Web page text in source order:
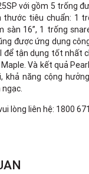
với gồm 5 trống
thước tiêu chuẩn: 1
sàn 16”, 1 trống
được ứng dụng
để tận dụng tốt nhất
Và kết quả
khả năng cộng
lòng liên hệ: 1800